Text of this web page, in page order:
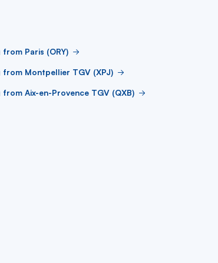
Paris (ORY)
Montpellier TGV (XPJ)
Aix-en-Provence TGV (QXB)